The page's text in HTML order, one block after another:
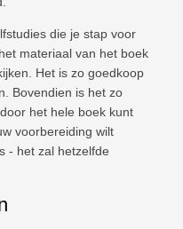
die je stap voor
materiaal van het boek
Het is zo goedkoop
Bovendien is het zo
het hele boek kunt
voorbereiding wilt
- het zal hetzelfde